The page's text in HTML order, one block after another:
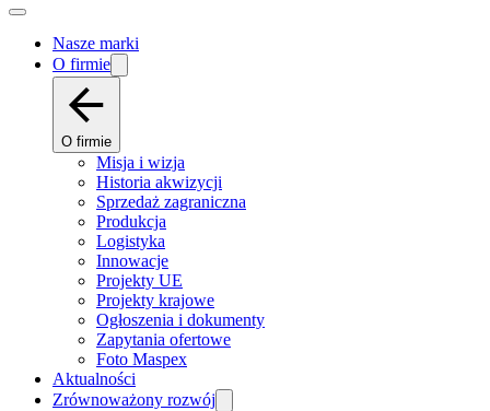
Nasze marki
O firmie
O firmie
Misja i wizja
Historia akwizycji
Sprzedaż zagraniczna
Produkcja
Logistyka
Innowacje
Projekty UE
Projekty krajowe
Ogłoszenia i dokumenty
Zapytania ofertowe
Foto Maspex
Aktualności
Zrównoważony rozwój